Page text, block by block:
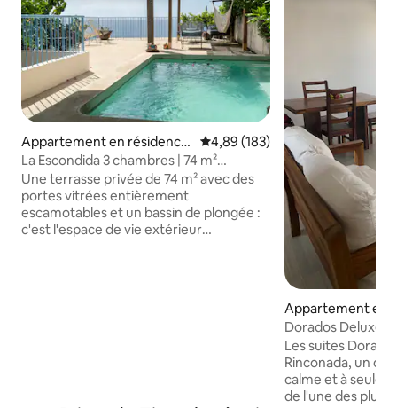
Appartement en résidence
⋅ Puerto Escondido
Évaluation moyenne sur la
4,89 (183)
La Escondida 3 chambres | 74 m²
Terrasse + Piscine profonde
Une terrasse privée de 74 m² avec des
portes vitrées entièrement
escamotables et un bassin de plongée :
c'est l'espace de vie extérieur
Appartement en
⋅ Rinconada
Dorados Deluxe 3
de Carrizalillo
Les suites
Rinconada, un
calme et à
de l'une des plus